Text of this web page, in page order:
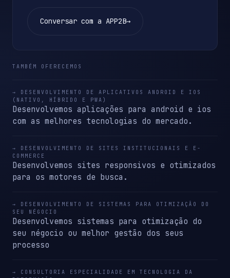
Conversar com a APP2B→
TAMBÉM OFERECEMOS
→ DESENVOLVIMENTO DE APLICATIVOS ANDROID E IOS
(NATIVO, HÍBRIDO E PWA)
Desenvolvemos aplicações para android e ios
com as melhores tecnologias do mercado.
→ DESENVOLVIMENTO DE SITES INSTITUCIONAIS E E-
COMMERCE
Desenvolvemos sites responsivos e otimizados
para os motores de busca.
→ DESENVOLVIMENTO DE SISTEMAS PARA OTIMIZAÇÃO DO
SEU NÉGOCIO
Desenvolvemos sistemas para otimização do
seu négocio ou melhor gestão dos seus
processo
→ CONSULTORIA ESPECIALIDADE EM TECNOLOGIA DA